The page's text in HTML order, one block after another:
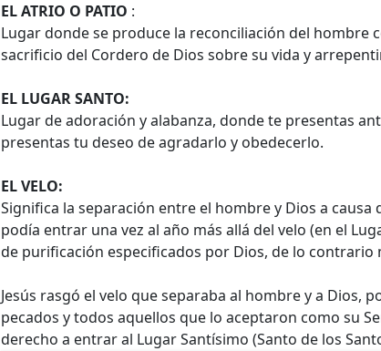
EL ATRIO O PATIO :
Lugar donde se produce la reconciliación del hombre
sacrificio del Cordero de Dios sobre su vida y
EL LUGAR SANTO:
Lugar de adoración y alabanza, donde te presentas
presentas tu deseo de agradarlo y obedecerlo.
EL VELO:
Significa la separación entre el hombre y Dios a
podía entrar una vez al año más allá del velo (en el
de purificación especificados por Dios, de lo contrario
Jesús rasgó el velo que separaba al hombre y a Dios,
pecados y todos aquellos que lo aceptaron como su
derecho a entrar al Lugar Santísimo (Santo de los